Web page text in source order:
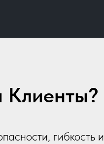
Клиенты?
гибкость и